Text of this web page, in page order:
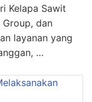
Kelapa Sawit
dan
layanan yang
…